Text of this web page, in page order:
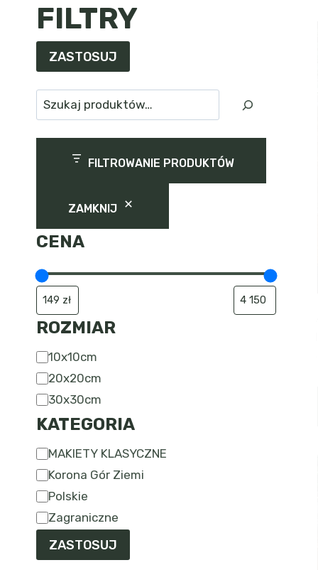
FILTRY
ZASTOSUJ
Szukaj
FILTROWANIE PRODUKTÓW
ZAMKNIJ
CENA
ROZMIAR
Rozmiar
10x10cm
20x20cm
30x30cm
KATEGORIA
Kategoria
MAKIETY KLASYCZNE
Korona Gór Ziemi
Polskie
Zagraniczne
ZASTOSUJ